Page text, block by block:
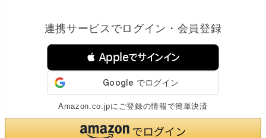
連携サービスでログイン・会員登録
 Appleでサインイン
Amazon.co.jpにご登録の情報で簡単決済